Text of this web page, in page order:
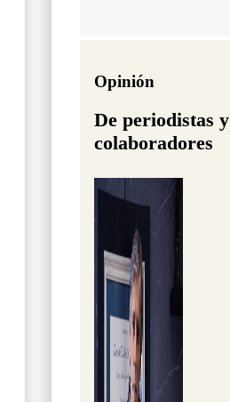
Opinión
De periodistas y
colaboradores